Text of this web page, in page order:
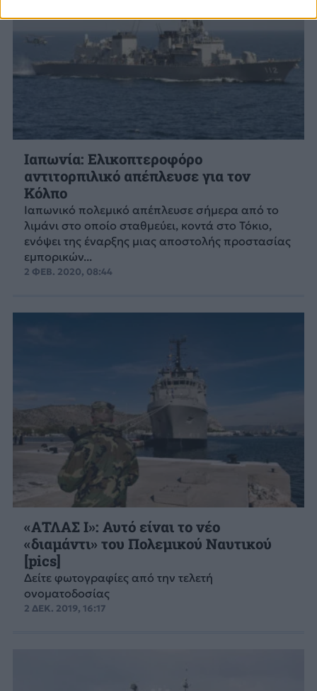
Ιαπωνία: Ελικοπτεροφόρο
αντιτορπιλικό απέπλευσε για τον
Κόλπο
Ιαπωνικό πολεμικό απέπλευσε σήμερα από το
λιμάνι στο οποίο σταθμεύει, κοντά στο Τόκιο,
ενόψει της έναρξης μιας αποστολής προστασίας
εμπορικών...
2 ΦΕΒ. 2020, 08:44
«ΑΤΛΑΣ Ι»: Αυτό είναι το νέο
«διαμάντι» του Πολεμικού Ναυτικού
[pics]
Δείτε φωτογραφίες από την τελετή
ονοματοδοσίας
2 ΔΕΚ. 2019, 16:17